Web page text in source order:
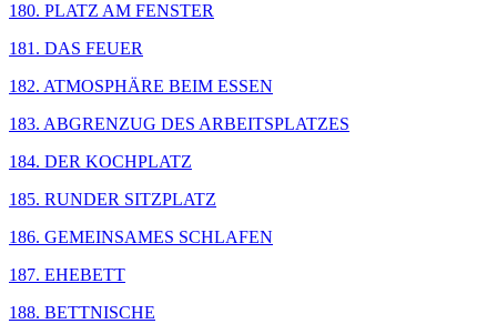
180. PLATZ AM FENSTER
181. DAS FEUER
182. ATMOSPHÄRE BEIM ESSEN
183. ABGRENZUG DES ARBEITSPLATZES
184. DER KOCHPLATZ
185. RUNDER SITZPLATZ
186. GEMEINSAMES SCHLAFEN
187. EHEBETT
188. BETTNISCHE